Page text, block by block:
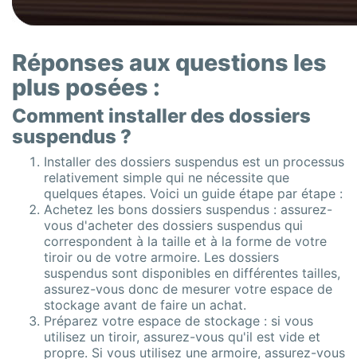
Réponses aux questions les
plus posées :
Comment installer des dossiers
suspendus ?
Installer des dossiers suspendus est un processus
relativement simple qui ne nécessite que
quelques étapes. Voici un guide étape par étape :
Achetez les bons dossiers suspendus : assurez-
vous d'acheter des dossiers suspendus qui
correspondent à la taille et à la forme de votre
tiroir ou de votre armoire. Les dossiers
suspendus sont disponibles en différentes tailles,
assurez-vous donc de mesurer votre espace de
stockage avant de faire un achat.
Préparez votre espace de stockage : si vous
utilisez un tiroir, assurez-vous qu'il est vide et
propre. Si vous utilisez une armoire, assurez-vous